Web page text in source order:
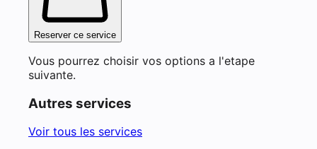
Reserver ce service
Vous pourrez choisir vos options a l'etape
suivante.
Autres services
Voir tous les services